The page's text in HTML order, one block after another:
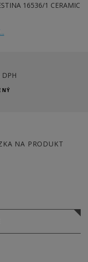
16536/1 CERAMIC
DPH
NA PRODUKT